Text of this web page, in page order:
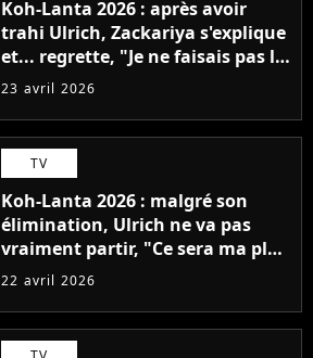
Koh-Lanta 2026 : après avoir
trahi Ulrich, Zackariya s'explique
et... regrette, "Je ne faisais pas le
malin"
23 avril 2026
TV
Koh-Lanta 2026 : malgré son
élimination, Ulrich ne va pas
vraiment partir, "Ce sera ma plus
grande fierté"
22 avril 2026